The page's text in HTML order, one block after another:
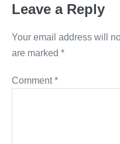
Leave a Reply
Your email address will
are marked *
Comment*